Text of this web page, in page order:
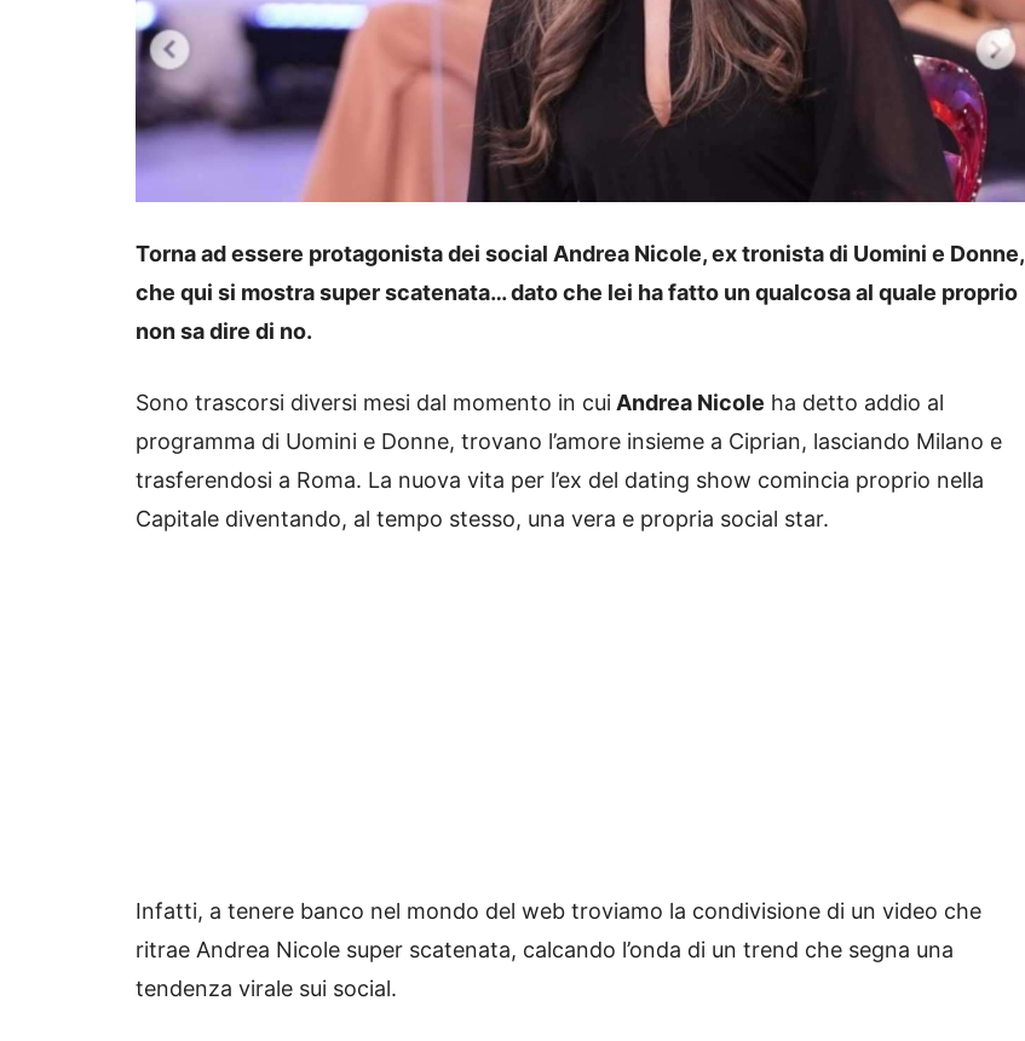
Torna ad essere protagonista dei social Andrea Nicole, ex tronista di Uomini e Donne,
che qui si mostra super scatenata… dato che lei ha fatto un qualcosa al quale proprio
non sa dire di no.
Sono trascorsi diversi mesi dal momento in cui Andrea Nicole ha detto addio al
programma di Uomini e Donne, trovano l’amore insieme a Ciprian, lasciando Milano e
trasferendosi a Roma. La nuova vita per l’ex del dating show comincia proprio nella
Capitale diventando, al tempo stesso, una vera e propria social star.
Infatti, a tenere banco nel mondo del web troviamo la condivisione di un video che
ritrae Andrea Nicole super scatenata, calcando l’onda di un trend che segna una
tendenza virale sui social.